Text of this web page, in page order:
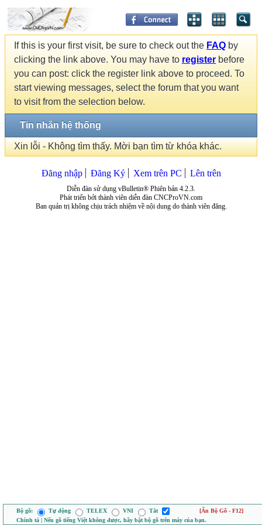
If this is your first visit, be sure to check out the FAQ by
clicking the link above. You may have to register before
you can post: click the register link above to proceed. To
start viewing messages, select the forum that you want
to visit from the selection below.
Tin nhắn hệ thống
Xin lỗi - Không tìm thấy. Mời bạn tìm từ khóa khác.
Đăng nhập Đăng Ký Xem trên PC Lên trên
Diễn đàn sử dụng vBulletin® Phiên bản 4.2.3.
Phát triển bởi thành viên diễn đàn CNCProVN.com
Ban quản trị không chịu trách nhiệm về nội dung do thành viên đăng.
Bộ gõ: Tự động TELEX VNI Tắt
[Ẩn Bộ Gõ - F12]
Chính tả | Nếu gõ tiếng Việt không được, hãy bật bộ gõ trên máy của bạn.